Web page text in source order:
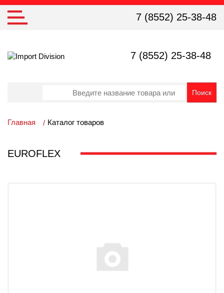
7 (8552) 25-38-48
7 (8552) 25-38-48
Главная Каталог товаров
EUROFLEX